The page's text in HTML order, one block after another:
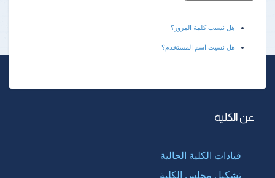
هل نسيت كلمة المرور؟
هل نسيت اسم المستخدم؟
عن الكلية
قيادات الكلية الحالية
تشكيل مجلس الكلية